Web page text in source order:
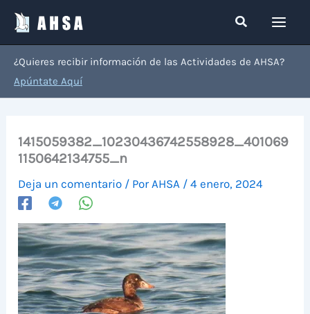
contenido
Buscar
¿Quieres recibir información de las Actividades de AHSA?
Apúntate Aquí
1415059382_10230436742558928_401069
1150642134755_n
Deja un comentario / Por AHSA /4 enero, 2024